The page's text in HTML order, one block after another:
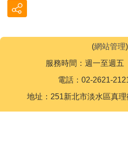
(網站管理)
服務時間：週一至週
電話：02-2621-
地址：251新北市淡水區真